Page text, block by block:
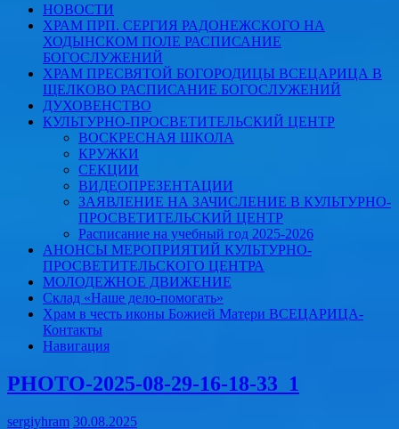
НОВОСТИ
ХРАМ ПРП. СЕРГИЯ РАДОНЕЖСКОГО НА
ХОДЫНСКОМ ПОЛЕ РАСПИСАНИЕ
БОГОСЛУЖЕНИЙ
ХРАМ ПРЕСВЯТОЙ БОГОРОДИЦЫ ВСЕЦАРИЦА В
ЩЕЛКОВО РАСПИСАНИЕ БОГОСЛУЖЕНИЙ
ДУХОВЕНСТВО
КУЛЬТУРНО-ПРОСВЕТИТЕЛЬСКИЙ ЦЕНТР
ВОСКРЕСНАЯ ШКОЛА
КРУЖКИ
СЕКЦИИ
ВИДЕОПРЕЗЕНТАЦИИ
ЗАЯВЛЕНИЕ НА ЗАЧИСЛЕНИЕ В КУЛЬТУРНО-
ПРОСВЕТИТЕЛЬСКИЙ ЦЕНТР
Расписание на учебный год 2025-2026
АНОНСЫ МЕРОПРИЯТИЙ КУЛЬТУРНО-
ПРОСВЕТИТЕЛЬСКОГО ЦЕНТРА
МОЛОДЕЖНОЕ ДВИЖЕНИЕ
Склад «Наше дело-помогать»
Храм в честь иконы Божией Матери ВСЕЦАРИЦА-
Контакты
Навигация
PHOTO-2025-08-29-16-18-33_1
sergiyhram 30.08.2025